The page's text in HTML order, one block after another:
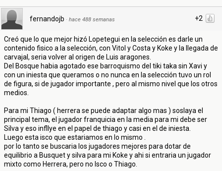
+2
fernandojb · hace 488 semanas
Creó que lo que mejor hizó Lopetegui en la selección es darle un
contenido fisico a la selección, con Vitol y Costa y Koke y la llegada de
carvajal, seria volver al origen de Luis aragones.
Del Bosque habia agotado ese barroquismo del tiki taka sin Xavi y
con un iniesta que queramos o no nunca en la selección tuvo un rol
de figura, si de jugador importante , pero al mismo nivel que los otros
medios.
Para mi Thiago ( herrera se puede adaptar algo mas ) soslaya el
principal tema, el jugador franquicia en la media para mi debe ser
Silva y eso infllye en el papel de thiago y casi en el de iniesta.
Luego esta isco que estariamos en lo mismo .
por lo tanto se buscaria los jugadores mejores para dotar de
equilibrio a Busquet y silva para mi Koke y ahi si entraria un jugador
mixto como Herrera, pero no Isco o Thiago.